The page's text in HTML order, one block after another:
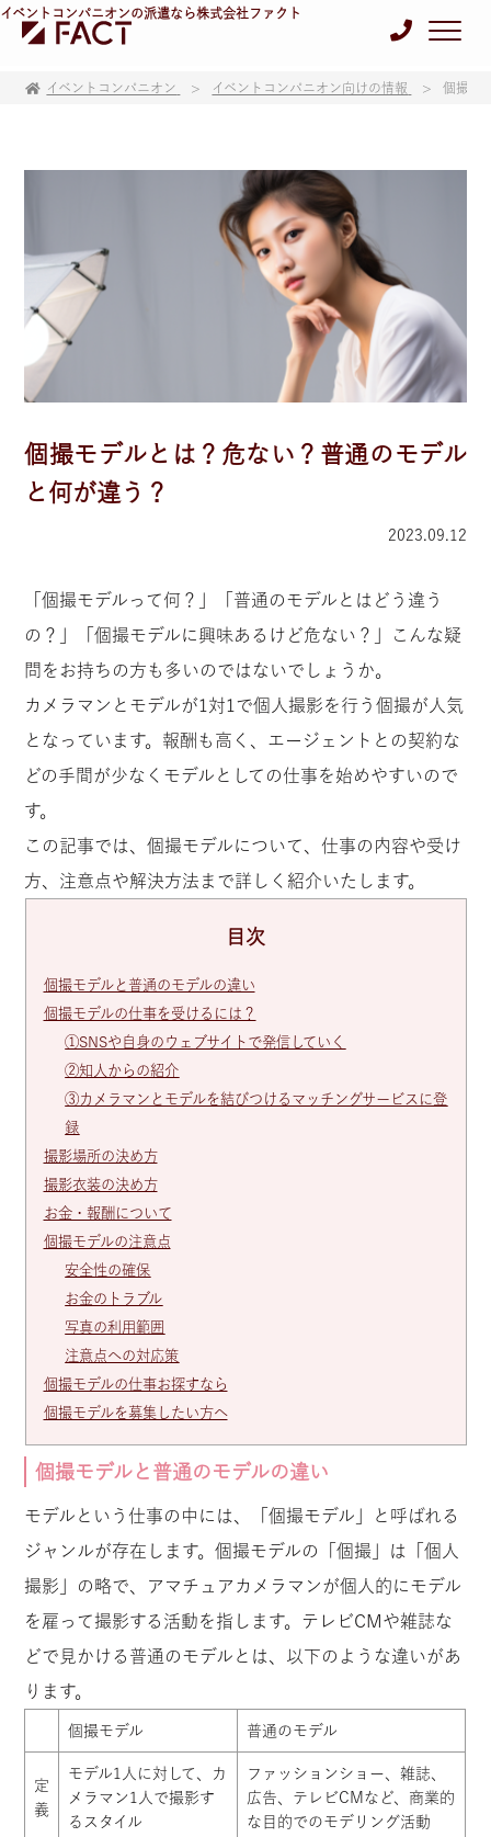
イベントコンパニオンの派遣なら株式会社ファクト
イベントコンパニオン イベントコンパニオン向けの情報 個撮モ
個撮モデルとは？危ない？普通のモデル
と何が違う？
2023.09.12
「個撮モデルって何？」「普通のモデルとはどう違う
の？」「個撮モデルに興味あるけど危ない？」こんな疑
問をお持ちの方も多いのではないでしょうか。
カメラマンとモデルが1対1で個人撮影を行う個撮が人気
となっています。報酬も高く、エージェントとの契約な
どの手間が少なくモデルとしての仕事を始めやすいので
す。
この記事では、個撮モデルについて、仕事の内容や受け
方、注意点や解決方法まで詳しく紹介いたします。
目次
個撮モデルと普通のモデルの違い
個撮モデルの仕事を受けるには？
①SNSや自身のウェブサイトで発信していく
②知人からの紹介
③カメラマンとモデルを結びつけるマッチングサービスに登
録
撮影場所の決め方
撮影衣装の決め方
お金・報酬について
個撮モデルの注意点
安全性の確保
お金のトラブル
写真の利用範囲
注意点への対応策
個撮モデルの仕事お探すなら
個撮モデルを募集したい方へ
個撮モデルと普通のモデルの違い
モデルという仕事の中には、「個撮モデル」と呼ばれる
ジャンルが存在します。個撮モデルの「個撮」は「個人
撮影」の略で、アマチュアカメラマンが個人的にモデル
を雇って撮影する活動を指します。テレビCMや雑誌な
どで見かける普通のモデルとは、以下のような違いがあ
ります。
個撮モデル 普通のモデル
定
義
モデル1人に対して、カ
メラマン1人で撮影す
るスタイル
ファッションショー、雑誌、
広告、テレビCMなど、商業的
な目的でのモデリング活動